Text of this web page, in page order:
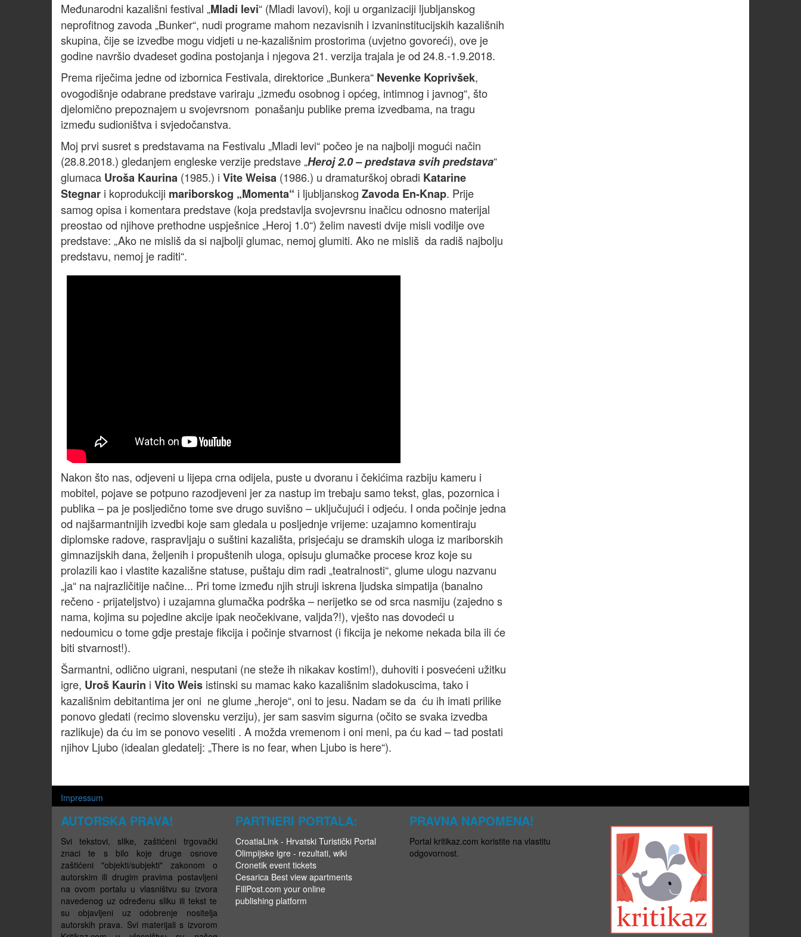
Međunarodni kazališni festival „Mladi levi“ (Mladi lavovi), koji u organizaciji ljubljanskog
neprofitnog zavoda „Bunker“, nudi programe mahom nezavisnih i izvaninstitucijskih kazališnih
skupina, čije se izvedbe mogu vidjeti u ne-kazališnim prostorima (uvjetno govoreći), ove je
godine navršio dvadeset godina postojanja i njegova 21. verzija trajala je od 24.8.-1.9.2018.
Prema riječima jedne od izbornica Festivala, direktorice „Bunkera“ Nevenke Koprivšek,
ovogodišnje odabrane predstave variraju „između osobnog i općeg, intimnog i javnog“, što
djelomično prepoznajem u svojevrsnom ponašanju publike prema izvedbama, na tragu
između sudioništva i svjedočanstva.
Moj prvi susret s predstavama na Festivalu „Mladi levi“ počeo je na najbolji mogući način
(28.8.2018.) gledanjem engleske verzije predstave „Heroj 2.0 – predstava svih predstava“
glumaca Uroša Kaurina (1985.) i Vite Weisa (1986.) u dramaturškoj obradi Katarine
Stegnar i koprodukciji mariborskog „Momenta“ i ljubljanskog Zavoda En-Knap. Prije
samog opisa i komentara predstave (koja predstavlja svojevrsnu inačicu odnosno materijal
preostao od njihove prethodne uspješnice „Heroj 1.0“) želim navesti dvije misli vodilje ove
predstave: „Ako ne misliš da si najbolji glumac, nemoj glumiti. Ako ne misliš da radiš najbolju
predstavu, nemoj je raditi“.
Nakon što nas, odjeveni u lijepa crna odijela, puste u dvoranu i čekićima razbiju kameru i
mobitel, pojave se potpuno razodjeveni jer za nastup im trebaju samo tekst, glas, pozornica i
publika – pa je posljedično tome sve drugo suvišno – uključujući i odjeću. I onda počinje jedna
od najšarmantnijih izvedbi koje sam gledala u posljednje vrijeme: uzajamno komentiraju
diplomske radove, raspravljaju o suštini kazališta, prisjećaju se dramskih uloga iz mariborskih
gimnazijskih dana, željenih i propuštenih uloga, opisuju glumačke procese kroz koje su
prolazili kao i vlastite kazališne statuse, puštaju dim radi „teatralnosti“, glume ulogu nazvanu
„ja“ na najrazličitije načine... Pri tome između njih struji iskrena ljudska simpatija (banalno
rečeno - prijateljstvo) i uzajamna glumačka podrška – nerijetko se od srca nasmiju (zajedno s
nama, kojima su pojedine akcije ipak neočekivane, valjda?!), vješto nas dovodeći u
nedoumicu o tome gdje prestaje fikcija i počinje stvarnost (i fikcija je nekome nekada bila ili će
biti stvarnost!).
Šarmantni, odlično uigrani, nesputani (ne steže ih nikakav kostim!), duhoviti i posvećeni užitku
igre, Uroš Kaurin i Vito Weis istinski su mamac kako kazališnim sladokuscima, tako i
kazališnim debitantima jer oni ne glume „heroje“, oni to jesu. Nadam se da ću ih imati prilike
ponovo gledati (recimo slovensku verziju), jer sam sasvim sigurna (očito se svaka izvedba
razlikuje) da ću im se ponovo veseliti . A možda vremenom i oni meni, pa ću kad – tad postati
njihov Ljubo (idealan gledatelj: „There is no fear, when Ljubo is here“).
Impressum
AUTORSKA PRAVA!
Svi tekstovi, slike, zaštićeni trgovački
znaci te s bilo koje druge osnove
zaštićeni "objekti/subjekti" zakonom o
autorskim ili drugim pravima postavljeni
na ovom portalu u vlasništvu su izvora
navedenog uz određenu sliku ili tekst te
su objavljeni uz odobrenje nositelja
autorskih prava. Svi materijali s izvorom
PARTNERI PORTALA:
CroatiaLink - Hrvatski Turistički Portal
Olimpijske igre - rezultati, wiki
Cronetik event tickets
Cesarica Best view apartments
FillPost.com your online
publishing platform
PRAVNA NAPOMENA!
Portal kritikaz.com koristite na vlastitu
odgovornost.